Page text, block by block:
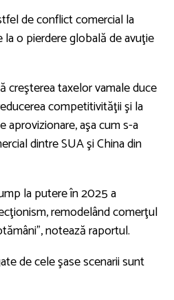
de conflict comercial la
la o pierdere globală de avuţie
creşterea taxelor vamale duce
competitivităţii şi la
aprovizionare, aşa cum s-a
dintre SUA şi China din
la putere în 2025 a
remodelând comerţul
notează raportul.
de cele şase scenarii sunt